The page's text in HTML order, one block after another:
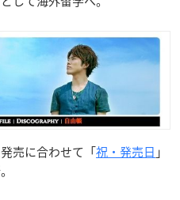
売に合わせて「祝・発売日 」